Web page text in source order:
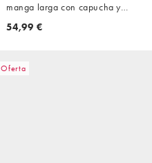
manga larga con capucha y
cremallera de punto
54,99 €
Oferta